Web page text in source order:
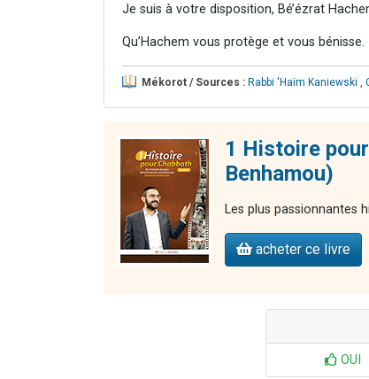
Je suis à votre disposition, Bé’ézrat
Qu’Hachem vous protège et vous bénisse.
Mékorot / Sources : Rabbi 'Haïm Kaniewski
1 Histoire
Benhamou)
Les plus passionnantes
acheter ce livre
OUI